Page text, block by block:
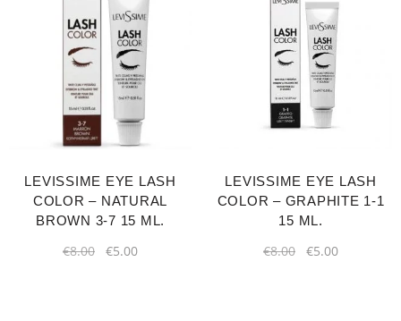
LEVISSIME EYE LASH
COLOR – NATURAL
BROWN 3-7 15 ML.
€8.00 €5.00
LEVISSIME EYE LASH
COLOR – GRAPHITE 1-1
15 ML.
€8.00 €5.00